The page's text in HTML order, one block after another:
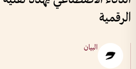
الرقمية
البيان